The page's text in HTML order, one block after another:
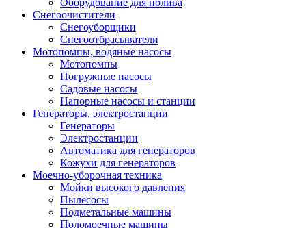
Оборудование для полива
Снегоочистители
Снегоуборщики
Снегоотбрасыватели
Мотопомпы, водяные насосы
Мотопомпы
Погружные насосы
Садовые насосы
Напорные насосы и станции
Генераторы, электростанции
Генераторы
Электростанции
Автоматика для генераторов
Кожухи для генераторов
Моечно-уборочная техника
Мойки высокого давления
Пылесосы
Подметальные машины
Поломоечные машины